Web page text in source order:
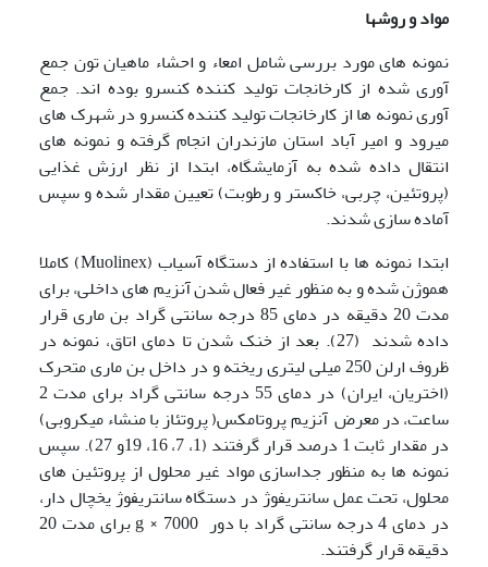
مواد و روشها
نمونه های مورد بررسی شامل امعاء و احشاء ماهیان تون جمع
آوری شده از کارخانجات تولید کننده کنسرو بوده اند. جمع
آوری نمونه ها از کارخانجات تولید کننده کنسرو در شهرک های
میرود و امیر آباد استان مازندران انجام گرفته و نمونه های
انتقال داده شده به آزمایشگاه، ابتدا از نظر ارزش غذایی
(پروتئین، چربی، خاکستر و رطوبت) تعیین مقدار شده و سپس
آماده سازی شدند.
ابتدا نمونه ها با استفاده از دستگاه آسیاب (Muolinex) کاملا
هموژن شده و به منظور غیر فعال شدن آنزیم های داخلی، برای
مدت 20 دقیقه در دمای 85 درجه سانتی گراد بن ماری قرار
داده شدند (27). بعد از خنک شدن تا دمای اتاق، نمونه در
ظروف ارلن 250 میلی لیتری ریخته و در داخل بن ماری متحرک
(اختریان، ایران) در دمای 55 درجه سانتی گراد برای مدت 2
ساعت، در معرض آنزیم پروتامکس( پروتئاز با منشاء میکروبی)
در مقدار ثابت 1 درصد قرار گرفتند (1، 7، 16، 19و 27). سپس
نمونه ها به منظور جداسازی مواد غیر محلول از پروتئین های
محلول، تحت عمل سانتریفوژ در دستگاه سانتریفوژ یخچال دار،
در دمای 4 درجه سانتی گراد با دور g × 7000 برای مدت 20
دقیقه قرار گرفتند.